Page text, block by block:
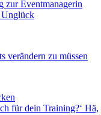
zur Eventmanagerin
verändern zu müssen
für dein Training?‘ Hä,